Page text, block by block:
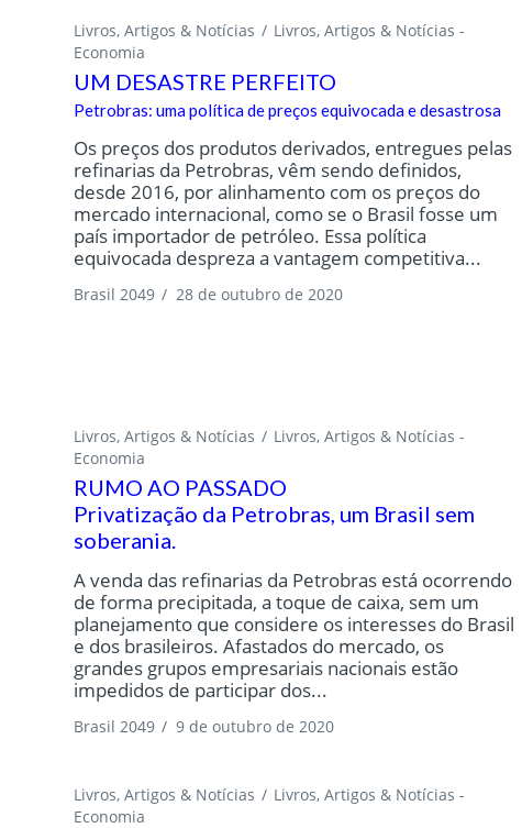
Livros, Artigos & Notícias
Livros, Artigos & Notícias -
Economia
UM DESASTRE PERFEITO
Petrobras: uma política de preços equivocada e desastrosa
Os preços dos produtos derivados, entregues pelas
refinarias da Petrobras, vêm sendo definidos,
desde 2016, por alinhamento com os preços do
mercado internacional, como se o Brasil fosse um
país importador de petróleo. Essa política
equivocada despreza a vantagem competitiva...
Brasil 2049 / 28 de outubro de 2020
Livros, Artigos & Notícias
Livros, Artigos & Notícias -
Economia
RUMO AO PASSADO
Privatização da Petrobras, um Brasil sem
soberania.
A venda das refinarias da Petrobras está ocorrendo
de forma precipitada, a toque de caixa, sem um
planejamento que considere os interesses do Brasil
e dos brasileiros. Afastados do mercado, os
grandes grupos empresariais nacionais estão
impedidos de participar dos...
Brasil 2049 / 9 de outubro de 2020
Livros, Artigos & Notícias
Livros, Artigos & Notícias -
Economia